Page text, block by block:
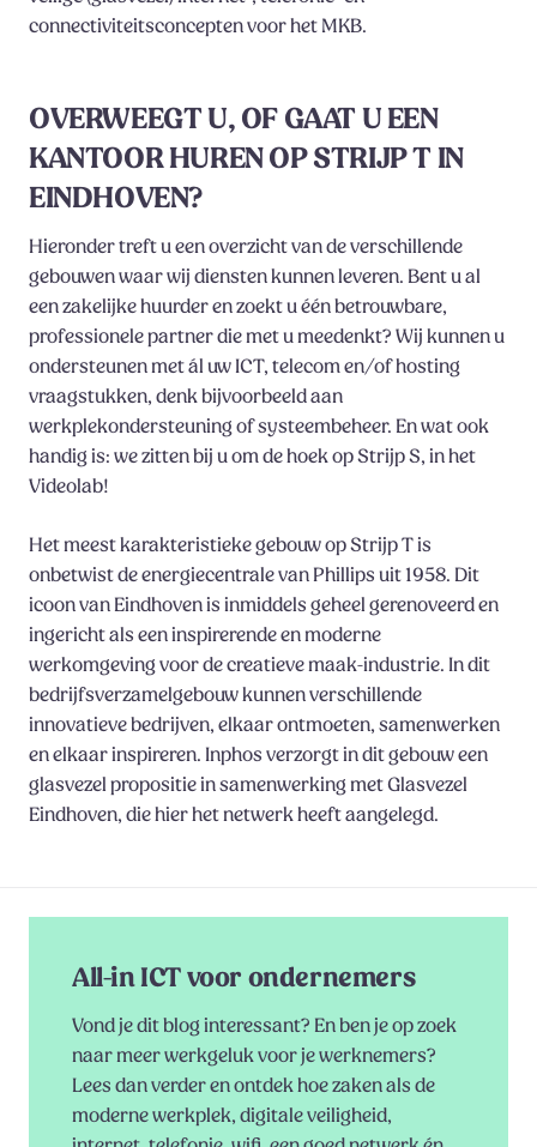
connectiviteitsconcepten voor het MKB.
OVERWEEGT U, OF GAAT U EEN
KANTOOR HUREN OP STRIJP T IN
EINDHOVEN?
Hieronder treft u een overzicht van de verschillende
gebouwen waar wij diensten kunnen leveren. Bent u al
een zakelijke huurder en zoekt u één betrouwbare,
professionele partner die met u meedenkt? Wij kunnen u
ondersteunen met ál uw ICT, telecom en/of hosting
vraagstukken, denk bijvoorbeeld aan
werkplekondersteuning of systeembeheer. En wat ook
handig is: we zitten bij u om de hoek op Strijp S, in het
Videolab!
Het meest karakteristieke gebouw op Strijp T is
onbetwist de energiecentrale van Phillips uit 1958. Dit
icoon van Eindhoven is inmiddels geheel gerenoveerd en
ingericht als een inspirerende en moderne
werkomgeving voor de creatieve maak-industrie. In dit
bedrijfsverzamelgebouw kunnen verschillende
innovatieve bedrijven, elkaar ontmoeten, samenwerken
en elkaar inspireren. Inphos verzorgt in dit gebouw een
glasvezel propositie in samenwerking met Glasvezel
Eindhoven, die hier het netwerk heeft aangelegd.
All-in ICT voor ondernemers
Vond je dit blog interessant? En ben je op zoek
naar meer werkgeluk voor je werknemers?
Lees dan verder en ontdek hoe zaken als de
moderne werkplek, digitale veiligheid,